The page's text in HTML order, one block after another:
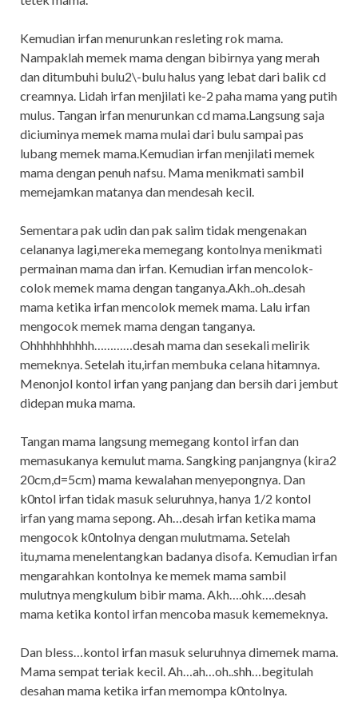
Kemudian irfan menurunkan resleting rok mama.
Nampaklah memek mama dengan bibirnya yang merah
dan ditumbuhi bulu2\-bulu halus yang lebat dari balik cd
creamnya. Lidah irfan menjilati ke-2 paha mama yang putih
mulus. Tangan irfan menurunkan cd mama.Langsung saja
diciuminya memek mama mulai dari bulu sampai pas
lubang memek mama.Kemudian irfan menjilati memek
mama dengan penuh nafsu. Mama menikmati sambil
memejamkan matanya dan mendesah kecil.
Sementara pak udin dan pak salim tidak mengenakan
celananya lagi,mereka memegang kontolnya menikmati
permainan mama dan irfan. Kemudian irfan mencolok-
colok memek mama dengan tanganya.Akh..oh..desah
mama ketika irfan mencolok memek mama. Lalu irfan
mengocok memek mama dengan tanganya.
Ohhhhhhhhhh…………desah mama dan sesekali melirik
memeknya. Setelah itu,irfan membuka celana hitamnya.
Menonjol kontol irfan yang panjang dan bersih dari jembut
didepan muka mama.
Tangan mama langsung memegang kontol irfan dan
memasukanya kemulut mama. Sangking panjangnya (kira2
20cm,d=5cm) mama kewalahan menyepongnya. Dan
k0ntol irfan tidak masuk seluruhnya, hanya 1/2 kontol
irfan yang mama sepong. Ah…desah irfan ketika mama
mengocok k0ntolnya dengan mulutmama. Setelah
itu,mama menelentangkan badanya disofa. Kemudian irfan
mengarahkan kontolnya ke memek mama sambil
mulutnya mengkulum bibir mama. Akh….ohk….desah
mama ketika kontol irfan mencoba masuk kememeknya.
Dan bless…kontol irfan masuk seluruhnya dimemek mama.
Mama sempat teriak kecil. Ah…ah…oh..shh…begitulah
desahan mama ketika irfan memompa k0ntolnya.